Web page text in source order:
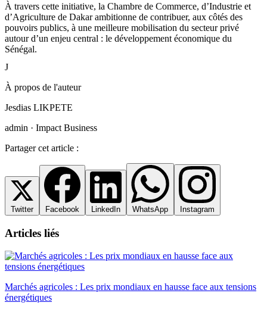
À travers cette initiative, la Chambre de Commerce, d’Industrie et
d’Agriculture de Dakar ambitionne de contribuer, aux côtés des
pouvoirs publics, à une meilleure mobilisation du secteur privé
autour d’un enjeu central : le développement économique du
Sénégal.
J
À propos de l'auteur
Jesdias LIKPETE
admin · Impact Business
Partager cet article :
Twitter Facebook LinkedIn WhatsApp Instagram
Articles liés
Marchés agricoles : Les prix mondiaux en hausse face aux tensions
énergétiques